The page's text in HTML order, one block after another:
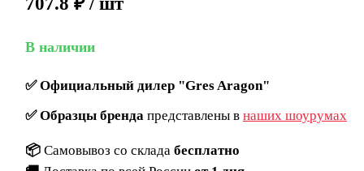
В наличии
✅Официальный дилер "Gres Aragon"
✅Образцы брендапредставлены в наших шоурумах
📦 Самовывоз со склада бесплатно